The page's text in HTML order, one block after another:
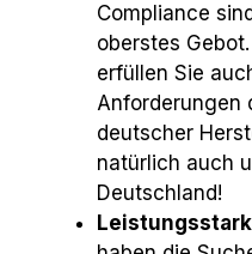
Compliance
oberstes
erfüllen Sie
Anforderungen
deutscher
natürlich auch
Deutschland!